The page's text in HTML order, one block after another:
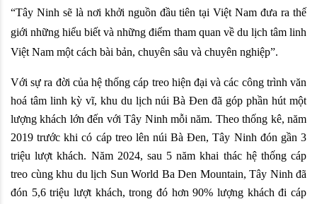
“Tây Ninh sẽ là nơi khởi nguồn đầu tiên tại Việt Nam đưa ra thế
giới những hiểu biết và những điểm tham quan về du lịch tâm linh
Việt Nam một cách bài bản, chuyên sâu và chuyên nghiệp”.
Với sự ra đời của hệ thống cáp treo hiện đại và các công trình văn
hoá tâm linh kỳ vĩ, khu du lịch núi Bà Đen đã góp phần hút một
lượng khách lớn đến với Tây Ninh mỗi năm. Theo thống kê, năm
2019 trước khi có cáp treo lên núi Bà Đen, Tây Ninh đón gần 3
triệu lượt khách. Năm 2024, sau 5 năm khai thác hệ thống cáp
treo cùng khu du lịch Sun World Ba Den Mountain, Tây Ninh đã
đón 5,6 triệu lượt khách, trong đó hơn 90% lượng khách đi cáp